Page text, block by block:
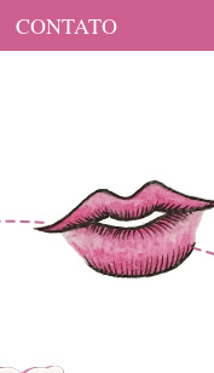
CONTATO